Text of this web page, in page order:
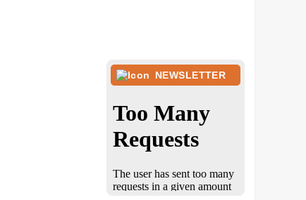
NEWSLETTER